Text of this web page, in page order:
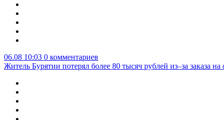
06.08 10:03 0 комментариев
Житель Бурятии потерял более 80 тысяч рублей из–за заказа